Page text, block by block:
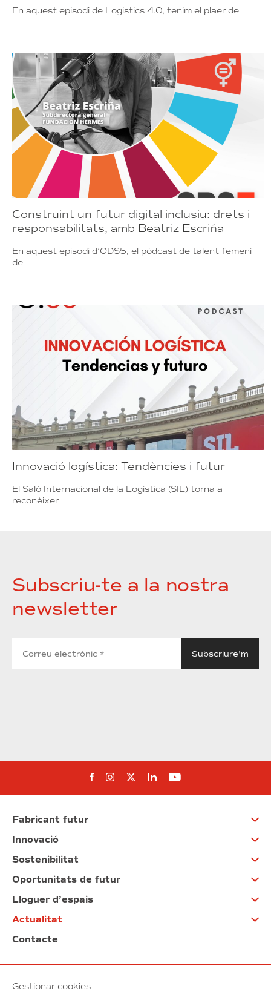
En aquest episodi de Logistics 4.0, tenim el plaer de
Construint un futur digital inclusiu: drets i
responsabilitats, amb Beatriz Escriña
En aquest episodi d’ODS5, el pòdcast de talent femení
de
Innovació logística: Tendències i futur
El Saló Internacional de la Logística (SIL) torna a
reconèixer
Subscriu-te a la nostra
newsletter
Segueix-nos al Facebook
Segueix-nos a Instagram
Segueix-nos a Twitter
Segueix-nos a
Segueix-nos a
Fabricant futur
Innovació
Sostenibilitat
Oportunitats de futur
Lloguer d’espais
Actualitat
Contacte
Gestionar cookies